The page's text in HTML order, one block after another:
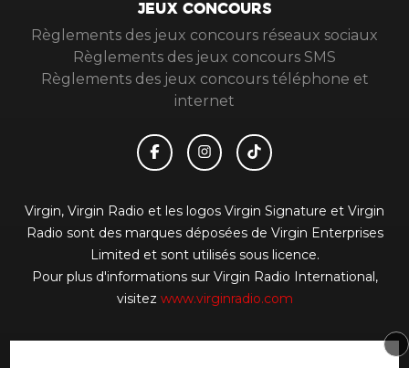
JEUX CONCOURS
Règlements des jeux concours réseaux sociaux
Règlements des jeux concours SMS
Règlements des jeux concours téléphone et
internet
Virgin, Virgin Radio et les logos Virgin Signature et Virgin
Radio sont des marques déposées de Virgin Enterprises
Limited et sont utilisés sous licence.
Pour plus d'informations sur Virgin Radio International,
visitez www.virginradio.com